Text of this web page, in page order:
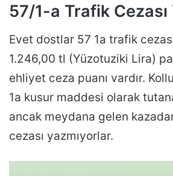
57/1-a Trafik Cezası
Evet dostlar 57 1a trafik cezası
1.246,00 tl (Yüzotuziki Lira)
ehliyet ceza puanı vardır.
1a kusur maddesi olarak
ancak meydana gelen
cezası yazmıyorlar.